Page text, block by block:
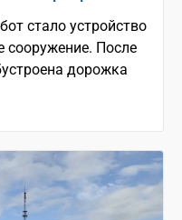
стало устройство
сооружение. После
дорожка